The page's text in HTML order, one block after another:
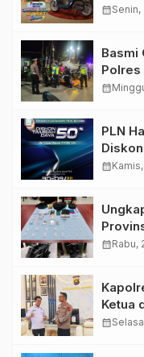
Retro
calendar_monthSenin,
Basmi
Polres
calendar_month
PLN
GIIAS
calendar_month
calendar_monthRabu,
Ketua
calendar_month